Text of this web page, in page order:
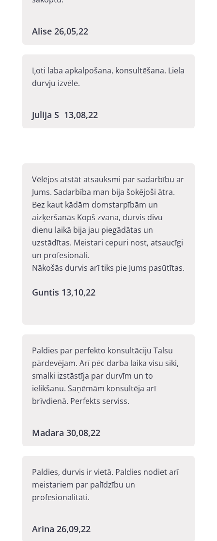
Alise 26,05,22
Ļoti laba apkalpošana, konsultēšana. Liela
durvju izvēle.
Julija S 13,08,22
Vēlējos atstāt atsauksmi par sadarbību ar
Jums. Sadarbība man bija šokējoši ātra.
Bez kaut kādām domstarpībām un
aizķeršanās Kopš zvana, durvis divu
dienu laikā bija jau piegādātas un
uzstādītas. Meistari cepuri nost, atsaucīgi
un profesionāli.
Nākošās durvis arī tiks pie Jums pasūtītas.
Guntis 13,10,22
Paldies par perfekto konsultāciju Talsu
pārdevējam. Arī pēc darba laika visu sīki,
smalki izstāstīja par durvīm un to
ielikšanu. Saņēmām konsultēja arī
brīvdienā. Perfekts serviss.
Madara 30,08,22
Paldies, durvis ir vietā. Paldies nodiet arī
meistariem par palīdzību un
profesionalitāti.
Arina 26,09,22